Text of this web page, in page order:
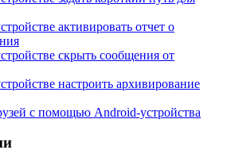
активировать отчет о
скрыть сообщения от
настроить архивирование
с помощью Android-устройства